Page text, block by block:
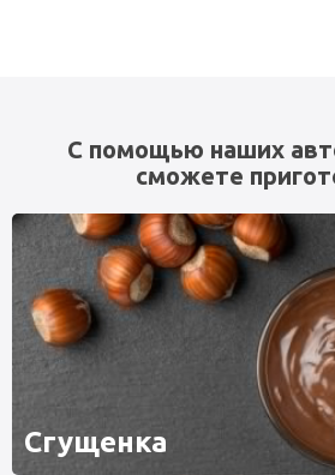
С помощью наших
сможете
Сгущенка